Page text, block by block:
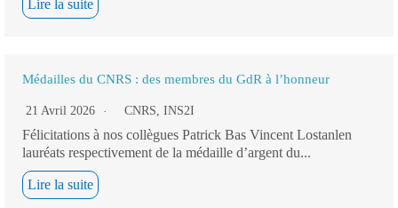
Lire la suite
Médailles du CNRS : des membres du GdR à l’honneur
21 Avril 2026 CNRS, INS2I
Félicitations à nos collègues Patrick Bas Vincent Lostanlen
lauréats respectivement de la médaille d’argent du...
Lire la suite